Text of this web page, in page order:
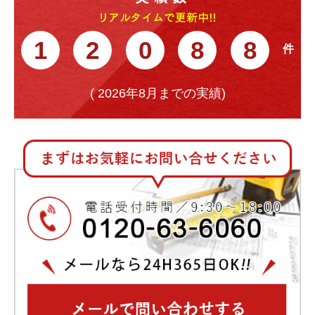
1 2 0 8 8
(2026年8月までの実績)